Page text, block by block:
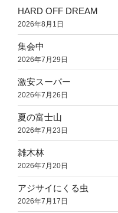
HARD OFF DREAM
2026年8月1日
集会中
2026年7月29日
激安スーパー
2026年7月26日
夏の富士山
2026年7月23日
雑木林
2026年7月20日
アジサイにくる虫
2026年7月17日